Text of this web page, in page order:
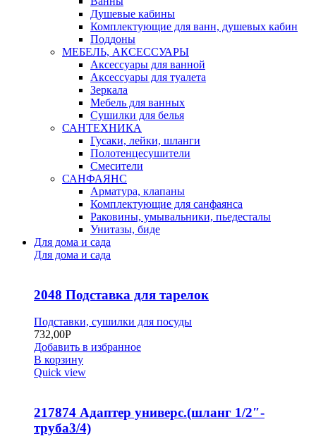
Душевые кабины
Комплектующие для ванн, душевых кабин
Поддоны
МЕБЕЛЬ, АКСЕССУАРЫ
Аксессуары для ванной
Аксессуары для туалета
Зеркала
Мебель для ванных
Сушилки для белья
САНТЕХНИКА
Гусаки, лейки, шланги
Полотенцесушители
Смесители
САНФАЯНС
Арматура, клапаны
Комплектующие для санфаянса
Раковины, умывальники, пьедесталы
Унитазы, биде
Для дома и сада
Для дома и сада
2048 Подставка для тарелок
Подставки, сушилки для посуды
732,00Р
Добавить в избранное
В корзину
Quick view
217874 Адаптер универс.(шланг 1/2″-
труба3/4)